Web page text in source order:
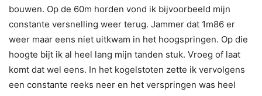
bouwen. Op de 60m horden vond ik bijvoorbeeld mijn
constante versnelling weer terug. Jammer dat 1m86 er
weer maar eens niet uitkwam in het hoogspringen. Op die
hoogte bijt ik al heel lang mijn tanden stuk. Vroeg of laat
komt dat wel eens. In het kogelstoten zette ik vervolgens
een constante reeks neer en het verspringen was heel